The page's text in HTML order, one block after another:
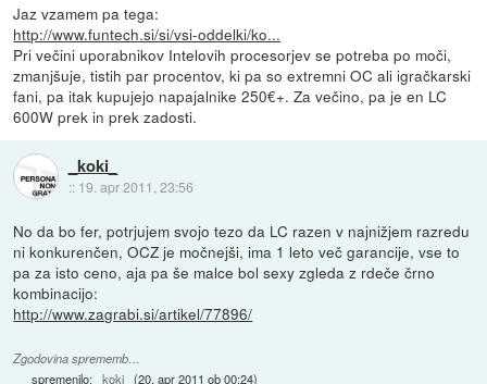
Jaz vzamem pa tega:
http://www.funtech.si/si/vsi-oddelki/ko...
Pri večini uporabnikov Intelovih procesorjev se potreba po moči,
zmanjšuje, tistih par procentov, ki pa so extremni OC ali igračkarski
fani, pa itak kupujejo napajalnike 250€+. Za večino, pa je en LC
600W prek in prek zadosti.
_koki_
:: 19. apr 2011, 23:56
No da bo fer, potrjujem svojo tezo da LC razen v najnižjem razredu
ni konkurenčen, OCZ je močnejši, ima 1 leto več garancije, vse to
pa za isto ceno, aja pa še malce bol sexy zgleda z rdeče črno
kombinacijo:
http://www.zagrabi.si/artikel/77896/
Zgodovina sprememb…
spremenilo: _koki_ (20. apr 2011 ob 00:24)